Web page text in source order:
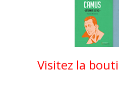
Visitez la